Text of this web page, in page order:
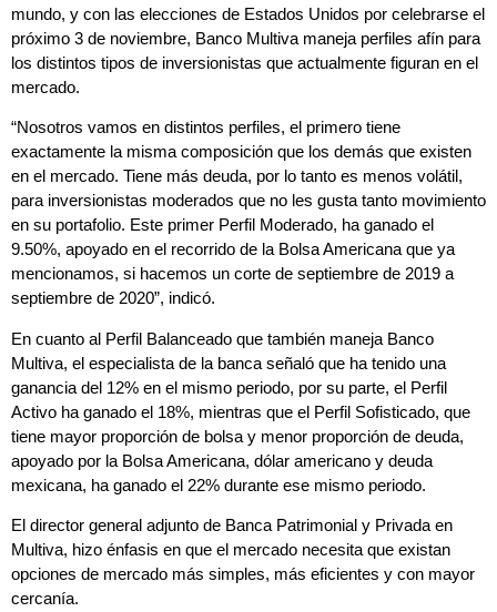
mundo, y con las elecciones de Estados Unidos por celebrarse el
próximo 3 de noviembre, Banco Multiva maneja perfiles afín para
los distintos tipos de inversionistas que actualmente figuran en el
mercado.
“Nosotros vamos en distintos perfiles, el primero tiene
exactamente la misma composición que los demás que existen
en el mercado. Tiene más deuda, por lo tanto es menos volátil,
para inversionistas moderados que no les gusta tanto movimiento
en su portafolio. Este primer Perfil Moderado, ha ganado el
9.50%, apoyado en el recorrido de la Bolsa Americana que ya
mencionamos, si hacemos un corte de septiembre de 2019 a
septiembre de 2020”, indicó.
En cuanto al Perfil Balanceado que también maneja Banco
Multiva, el especialista de la banca señaló que ha tenido una
ganancia del 12% en el mismo periodo, por su parte, el Perfil
Activo ha ganado el 18%, mientras que el Perfil Sofisticado, que
tiene mayor proporción de bolsa y menor proporción de deuda,
apoyado por la Bolsa Americana, dólar americano y deuda
mexicana, ha ganado el 22% durante ese mismo periodo.
El director general adjunto de Banca Patrimonial y Privada en
Multiva, hizo énfasis en que el mercado necesita que existan
opciones de mercado más simples, más eficientes y con mayor
cercanía.